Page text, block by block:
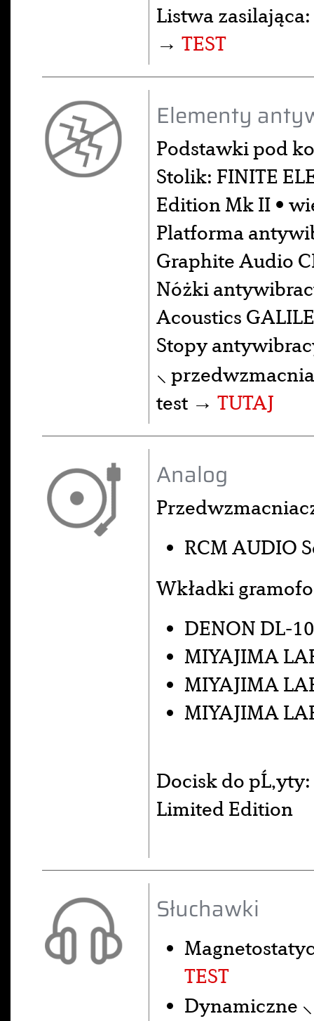
Listwa
→ TEST
Elementy
Podstawki pod
Stolik: FINITE
Edition Mk II •
Platforma
Graphite Audio
Nóżki
Acoustics
Stopy
⸜
test → TUTAJ
Analog
RCM AUDIO
Wkładki
DENON DL-
MIYAJIMA
MIYAJIMA
MIYAJIMA
Docisk do
Limited Edition
Słuchawki
TEST
Dynamiczne